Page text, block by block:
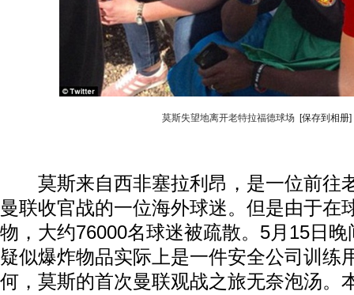
莫斯失望地离开老特拉福德球场 [保存到相册]
莫斯来自西非塞拉利昂，是一位前往
曼联收官战的一位海外球迷。但是由于在
物，大约76000名球迷被疏散。5月15日
疑似爆炸物品实际上是一件安全公司训练
何，莫斯的首次曼联观战之旅无奈泡汤。
动物系恋人啊 | 钟欣潼体验爱情哲学 南